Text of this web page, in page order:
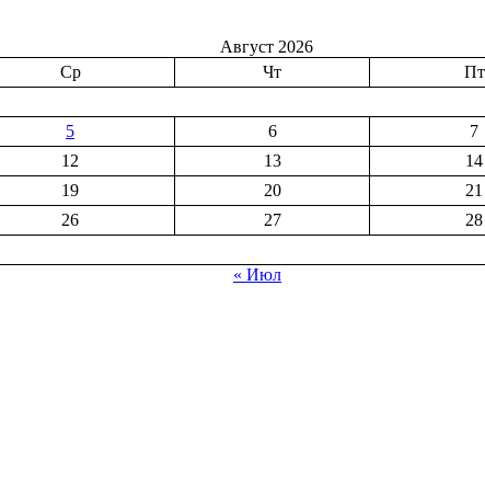
Август 2026
Ср Чт Пт
5 6 7
12 13 14
19 20 21
26 27 28
« Июл